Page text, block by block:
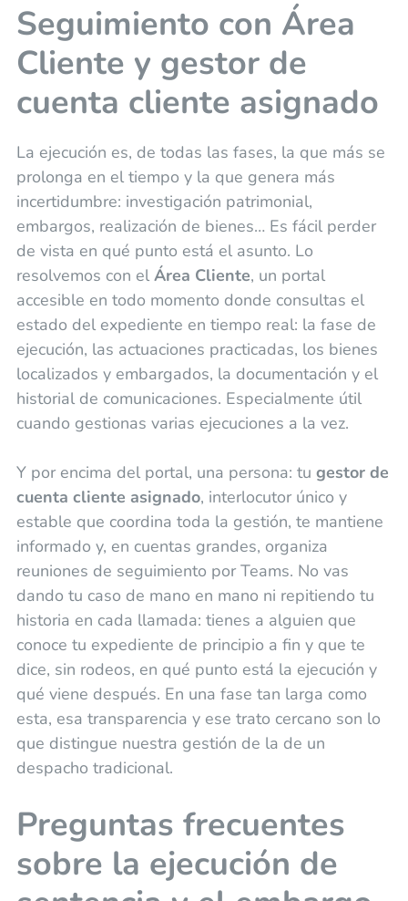
Seguimiento con Área
Cliente y gestor de
cuenta cliente asignado
La ejecución es, de todas las fases, la que más se
prolonga en el tiempo y la que genera más
incertidumbre: investigación patrimonial,
embargos, realización de bienes… Es fácil perder
de vista en qué punto está el asunto. Lo
resolvemos con el Área Cliente, un portal
accesible en todo momento donde consultas el
estado del expediente en tiempo real: la fase de
ejecución, las actuaciones practicadas, los bienes
localizados y embargados, la documentación y el
historial de comunicaciones. Especialmente útil
cuando gestionas varias ejecuciones a la vez.
Y por encima del portal, una persona: tu gestor de
cuenta cliente asignado, interlocutor único y
estable que coordina toda la gestión, te mantiene
informado y, en cuentas grandes, organiza
reuniones de seguimiento por Teams. No vas
dando tu caso de mano en mano ni repitiendo tu
historia en cada llamada: tienes a alguien que
conoce tu expediente de principio a fin y que te
dice, sin rodeos, en qué punto está la ejecución y
qué viene después. En una fase tan larga como
esta, esa transparencia y ese trato cercano son lo
que distingue nuestra gestión de la de un
despacho tradicional.
Preguntas frecuentes
sobre la ejecución de